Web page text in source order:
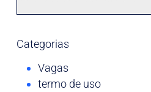
Categorias
Vagas
termo de uso